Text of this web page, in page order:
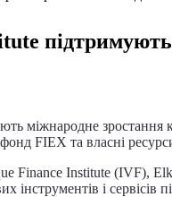
міжнародне зростання
FIEX та власні
Institute (IVF),
інструментів і